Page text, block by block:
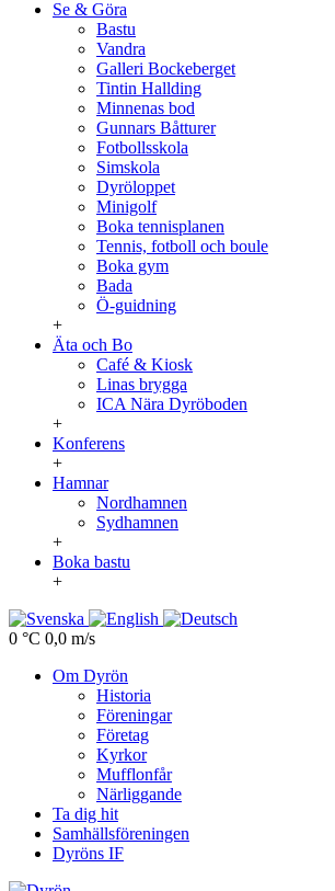
Se & Göra
Bastu
Vandra
Galleri Bockeberget
Tintin Hallding
Minnenas bod
Gunnars Båtturer
Fotbollsskola
Simskola
Dyröloppet
Minigolf
Boka tennisplanen
Tennis, fotboll och boule
Boka gym
Bada
Ö-guidning
+
Äta och Bo
Café & Kiosk
Linas brygga
ICA Nära Dyröboden
+
Konferens
+
Hamnar
Nordhamnen
Sydhamnen
+
Boka bastu
+
0 °C 0,0 m/s
Om Dyrön
Historia
Föreningar
Företag
Kyrkor
Mufflonfår
Närliggande
Ta dig hit
Samhällsföreningen
Dyröns IF